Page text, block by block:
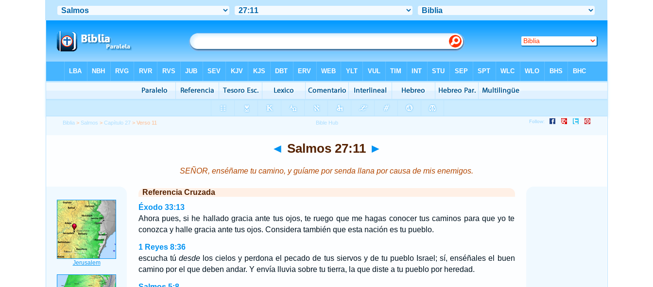
Biblia > Salmos >Capítulo 27 > Verso 11
◄ Salmos 27:11 ►
SEÑOR, enséñame tu camino, y guíame por senda llana por causa de mis enemigos.
Referencia Cruzada
Éxodo 33:13
Ahora pues, si he hallado gracia ante tus ojos, te ruego que me hagas conocer tus caminos para que yo te
conozca y halle gracia ante tus ojos. Considera también que esta nación es tu pueblo.
1 Reyes 8:36
escucha tú desdelos cielos y perdona el pecado de tus siervos y de tu pueblo Israel; sí, enséñales el buen
camino por el que deben andar. Y envía lluvia sobre tu tierra, la que diste a tu pueblo por heredad.